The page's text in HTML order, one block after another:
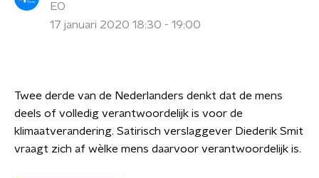
EO
17 januari 2020 18:30 - 19:00
Twee derde van de Nederlanders denkt dat de mens
deels of volledig verantwoordelijk is voor de
klimaatverandering. Satirisch verslaggever Diederik Smit
vraagt zich af wèlke mens daarvoor verantwoordelijk is.